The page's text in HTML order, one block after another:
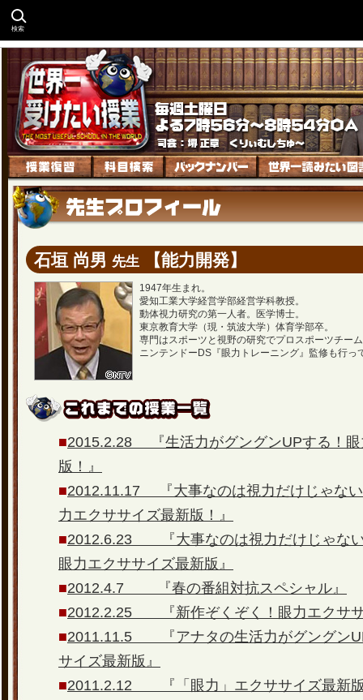
検索
石垣 尚男 先生 【能力開発】
1947年生まれ。
愛知工業大学経営学部経営学科教授。
動体視力研究の第一人者。医学博士。
東京教育大学（現・筑波大学）体育学部卒。
専門はスポーツと視野の研究でプロスポーツチー
ニンテンドーDS『眼力トレーニング』監修も行っ
■2015.2.28 『生活力がグングンUPする！眼
版！』
■2012.11.17 『大事なのは視力だけじゃな
力エクササイズ最新版！』
■2012.6.23 『大事なのは視力だけじゃな
眼力エクササイズ最新版』
■2012.4.7 『春の番組対抗スペシャル』
■2012.2.25 『新作ぞくぞく！眼力エクサ
■2011.11.5 『アナタの生活力がグングン
サイズ最新版』
■2011.2.12 『「眼力」エクササイズ最新